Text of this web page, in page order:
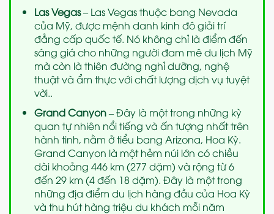
Las Vegas– Las Vegas thuộc bang Nevada
của Mỹ, được mệnh danh kinh đô giải trí
đẳng cấp quốc tế. Nó không chỉ là điểm đến
sáng giá cho những người đam mêdu lịch Mỹ
mà còn là thiên đường nghỉ dưỡng, nghệ
thuật và ẩm thực với chất lượng dịch vụ tuyệt
vời..
Grand Canyon– Đây là một trong những kỳ
quan tự nhiên nổi tiếng và ấn tượng nhất trên
hành tinh, nằm ở tiểu bang Arizona, Hoa Kỳ.
Grand Canyon là một hẻm núi lớn có chiều
dài khoảng 446 km (277 dặm) và rộng từ 6
đến 29 km (4 đến 18 dặm). Đây là một trong
những địa điểm du lịch hàng đầu của Hoa Kỳ
và thu hút hàng triệu du khách mỗi năm